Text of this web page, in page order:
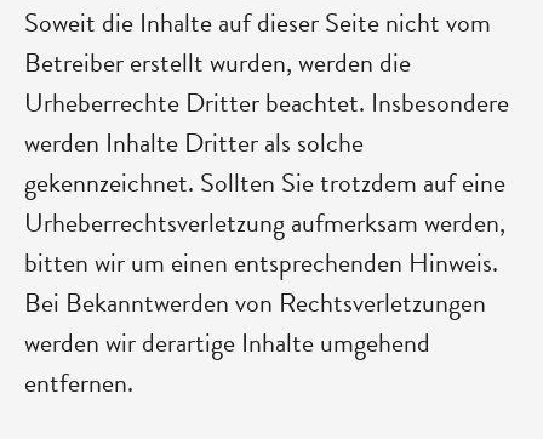
Soweit die Inhalte auf dieser Seite nicht vom
Betreiber erstellt wurden, werden die
Urheberrechte Dritter beachtet. Insbesondere
werden Inhalte Dritter als solche
gekennzeichnet. Sollten Sie trotzdem auf eine
Urheberrechtsverletzung aufmerksam werden,
bitten wir um einen entsprechenden Hinweis.
Bei Bekanntwerden von Rechtsverletzungen
werden wir derartige Inhalte umgehend
entfernen.